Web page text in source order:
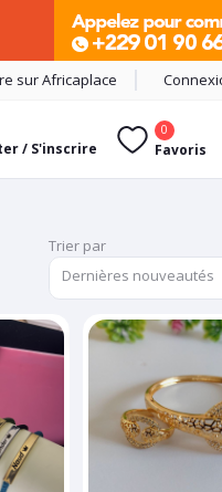
sur Africaplace
/ S'inscrire
0
Favoris
Trier par
Dernières nouveautés